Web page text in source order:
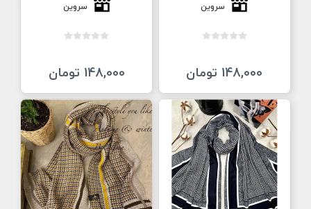
سروین
148,000 تومان
سروین
148,000 تومان